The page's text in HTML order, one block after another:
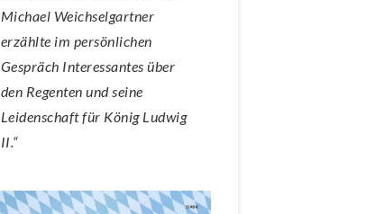
Michael Weichselgartner
erzählte im persönlichen
Gespräch Interessantes über
den Regenten und seine
Leidenschaft für König Ludwig
II.“